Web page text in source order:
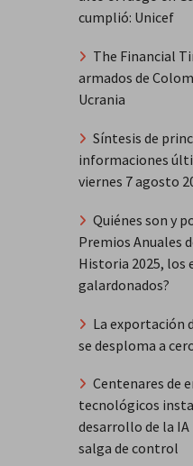
cumplió: Unicef
The Financial
armados de
Ucrania
Síntesis de
informaciones
viernes 7 agosto
Quiénes son y
Premios Anuales
Historia 2025, los
galardonados?
La exportación
se desploma a
Centenares de
tecnológicos
desarrollo de la IA
salga de control